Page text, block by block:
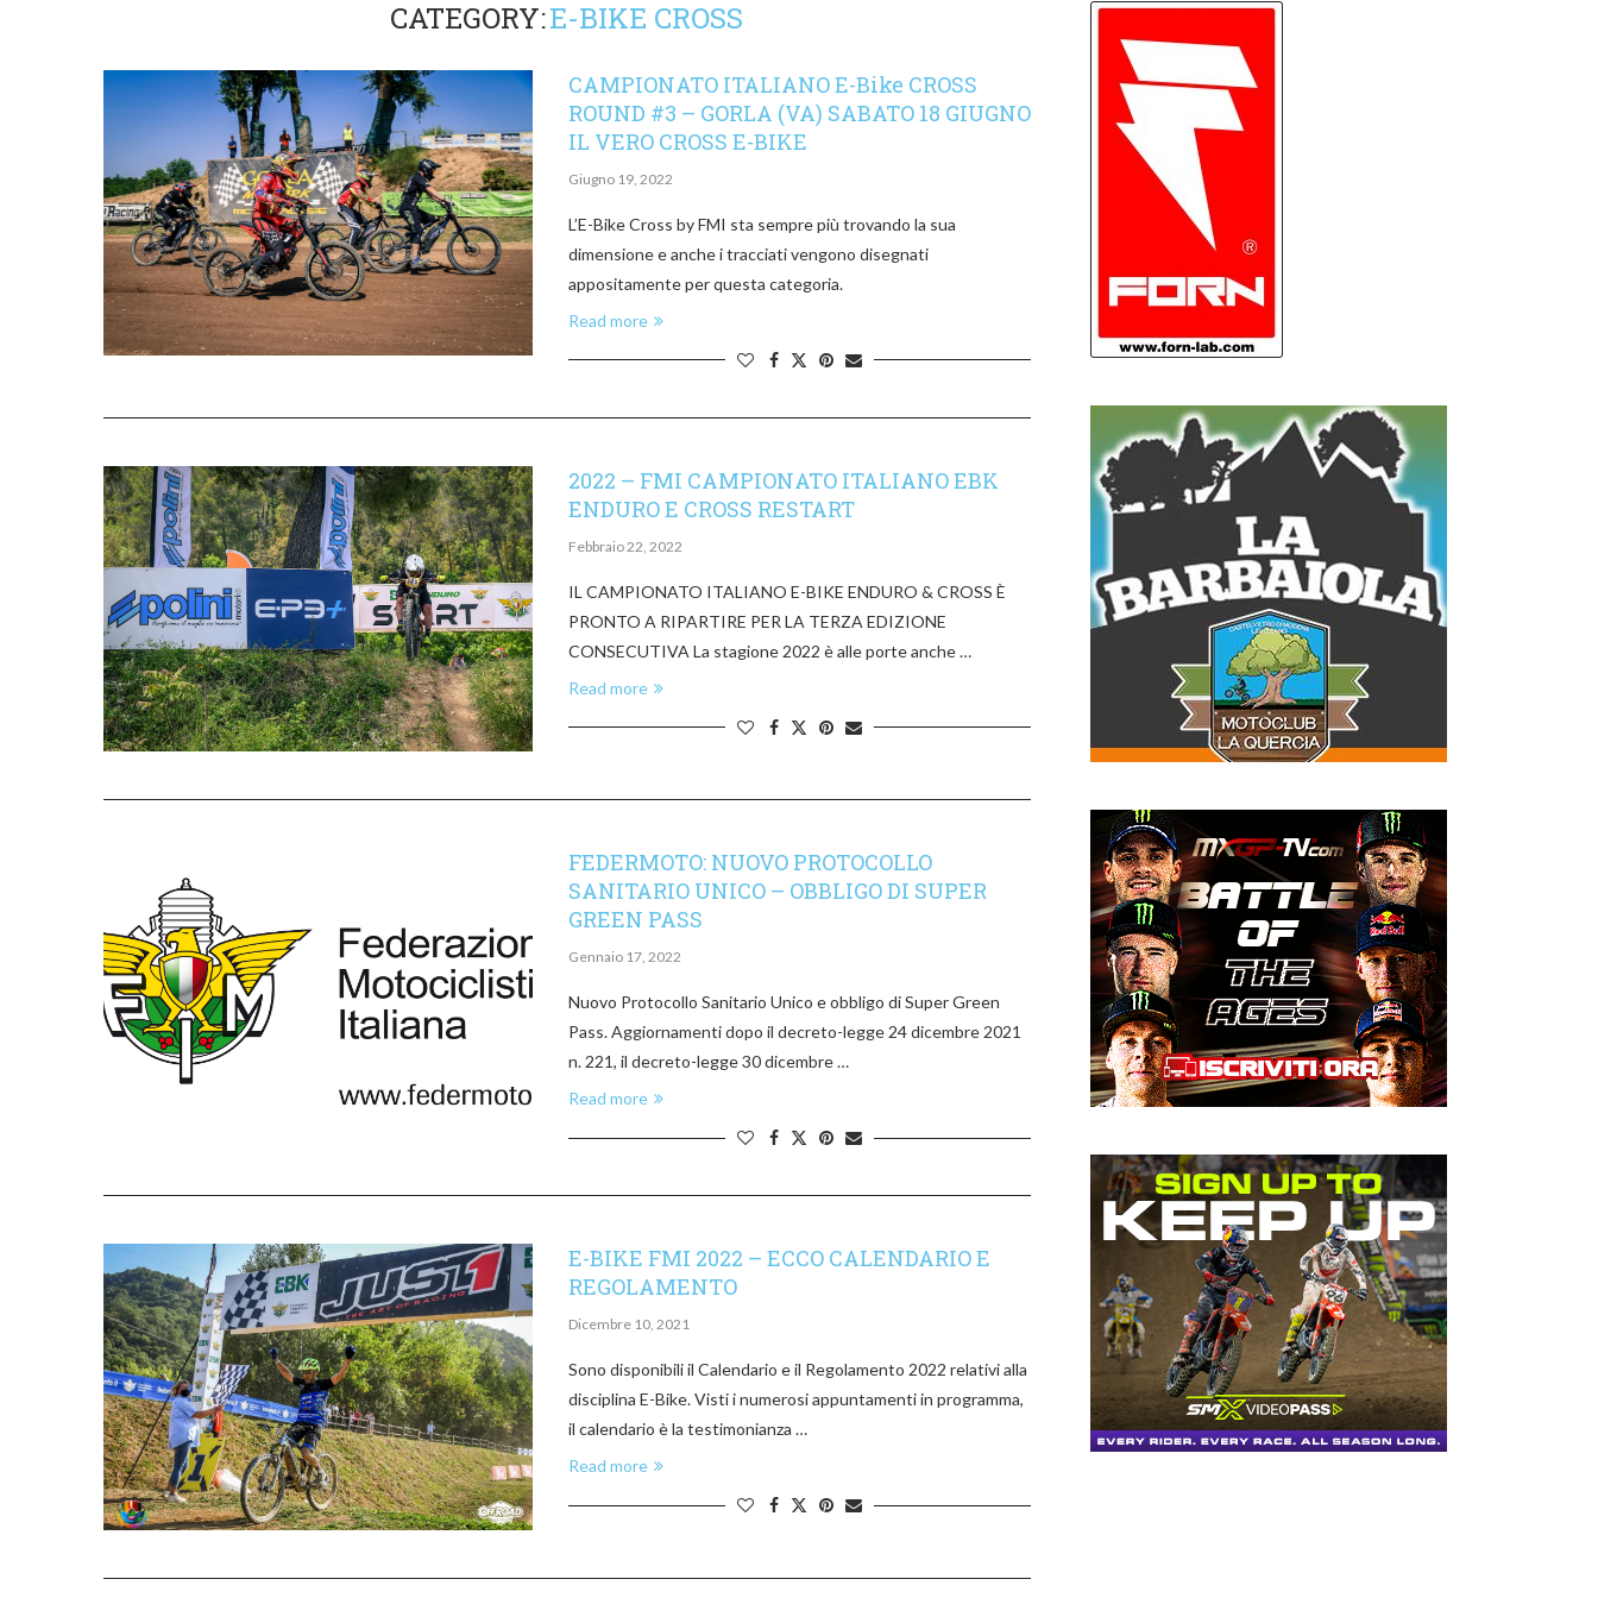
CATEGORY:E-BIKE CROSS
CAMPIONATO ITALIANO E-Bike CROSS
ROUND #3 – GORLA (VA) SABATO 18 GIUGNO
IL VERO CROSS E-BIKE
Giugno 19, 2022
L’E-Bike Cross by FMI sta sempre più trovando la sua
dimensione e anche i tracciati vengono disegnati
appositamente per questa categoria.
Read more
2022 – FMI CAMPIONATO ITALIANO EBK
ENDURO E CROSS RESTART
Febbraio 22, 2022
IL CAMPIONATO ITALIANO E-BIKE ENDURO & CROSS È
PRONTO A RIPARTIRE PER LA TERZA EDIZIONE
CONSECUTIVA La stagione 2022 è alle porte anche …
Read more
FEDERMOTO: NUOVO PROTOCOLLO
SANITARIO UNICO – OBBLIGO DI SUPER
GREEN PASS
Gennaio 17, 2022
Nuovo Protocollo Sanitario Unico e obbligo di Super Green
Pass. Aggiornamenti dopo il decreto-legge 24 dicembre 2021
n. 221, il decreto-legge 30 dicembre …
Read more
E-BIKE FMI 2022 – ECCO CALENDARIO E
REGOLAMENTO
Dicembre 10, 2021
Sono disponibili il Calendario e il Regolamento 2022 relativi alla
disciplina E-Bike. Visti i numerosi appuntamenti in programma,
il calendario è la testimonianza …
Read more